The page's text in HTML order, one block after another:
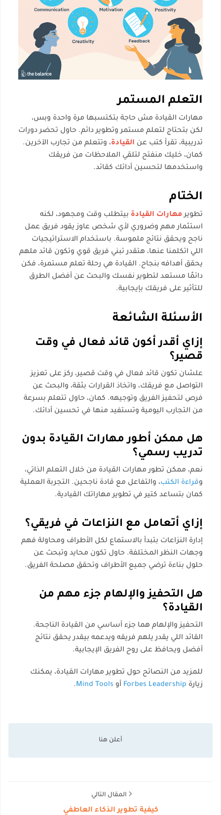
التعلم المستمر
مهارات القيادة مش حاجة بتكتسبها مرة واحدة وبس،
لكن بتحتاج لتعلم مستمر وتطوير دائم. حاول تحضر دورات
تدريبية، تقرأ كتب عن القيادة، وتتعلم من تجارب الآخرين.
كمان، خليك منفتح لتلقي الملاحظات من فريقك
واستخدمها لتحسين أدائك كقائد.
الختام
تطويرمهارات القيادة بيتطلب وقت ومجهود، لكنه
استثمار مهم وضروري لأي شخص عاوز يقود فريق عمل
ناجح ويحقق نتائج ملموسة. باستخدام الاستراتيجيات
اللي اتكلمنا عنها، هتقدر تبني فريق قوي وتكون قائد ملهم
يحقق أهدافه بنجاح. القيادة هي رحلة تعلم مستمرة، فكن
دائمًا مستعد لتطوير نفسك والبحث عن أفضل الطرق
للتأثير على فريقك بإيجابية.
الأسئلة الشائعة
إزاي أقدر أكون قائد فعال في وقت
قصير؟
علشان تكون قائد فعال في وقت قصير، ركز على تعزيز
التواصل مع فريقك، واتخاذ القرارات بثقة، والبحث عن
فرص لتحفيز الفريق وتوجيهه. كمان، حاول تتعلم بسرعة
من التجارب اليومية وتستفيد منها في تحسين أدائك.
هل ممكن أطور مهارات القيادة بدون
تدريب رسمي؟
نعم، ممكن تطور مهارات القيادة من خلال التعلم الذاتي،
وقراءة الكتب، والتفاعل مع قادة ناجحين. التجربة العملية
كمان بتساعد كتير في تطوير مهاراتك القيادية.
إزاي أتعامل مع النزاعات في فريقي؟
إدارة النزاعات بتبدأ بالاستماع لكل الأطراف ومحاولة فهم
وجهات النظر المختلفة. حاول تكون محايد وتبحث عن
حلول بناءة ترضي جميع الأطراف وتحقق مصلحة الفريق.
هل التحفيز والإلهام جزء مهم من
القيادة؟
التحفيز والإلهام هما جزء أساسي من القيادة الناجحة.
القائد اللي يقدر يلهم فريقه ويدعمه بيقدر يحقق نتائج
أفضل ويحافظ على روح الفريق الإيجابية.
للمزيد من النصائح حول تطوير مهارات القيادة، يمكنك
زيارة Forbes Leadership أو Mind Tools
.
المقال التالي
كيفية تطوير الذكاء العاطفي